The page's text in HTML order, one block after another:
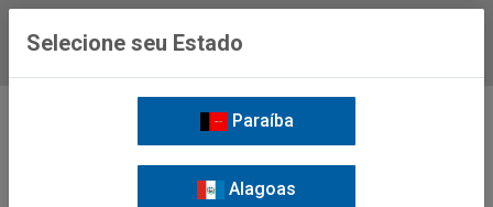
Selecione seu Estado
Paraíba
Alagoas